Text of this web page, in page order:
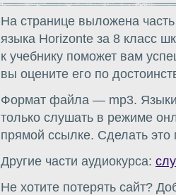
На странице выложена
языка Horizonte за 8 класс
к учебнику поможет вам
вы оцените его по
Формат файла — mp3.
только слушать в режиме
прямой ссылке. Сделать
Другие части аудиокурса:
Не хотите потерять сайт?